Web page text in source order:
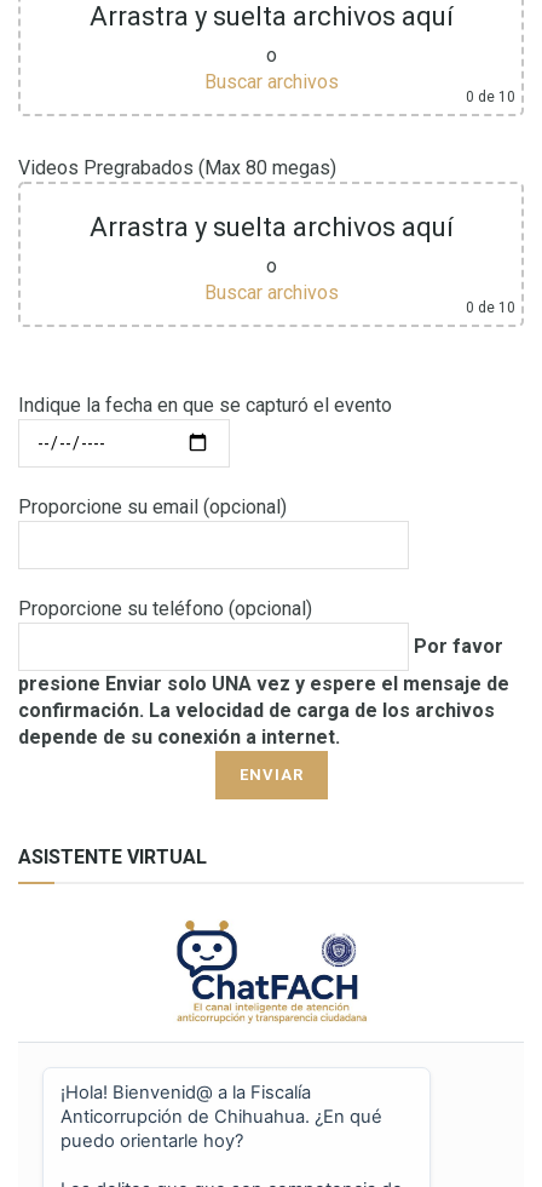
Arrastra y suelta archivos aquí
o
Buscar archivos
0 de 10
Videos Pregrabados (Max 80 megas)
Arrastra y suelta archivos aquí
o
Buscar archivos
0 de 10
Indique la fecha en que se capturó el evento
Proporcione su email (opcional)
Proporcione su teléfono (opcional)
Por favor
presione Enviar solo UNA vez y espere el mensaje de
confirmación. La velocidad de carga de los archivos
depende de su conexión a internet.
ASISTENTE VIRTUAL